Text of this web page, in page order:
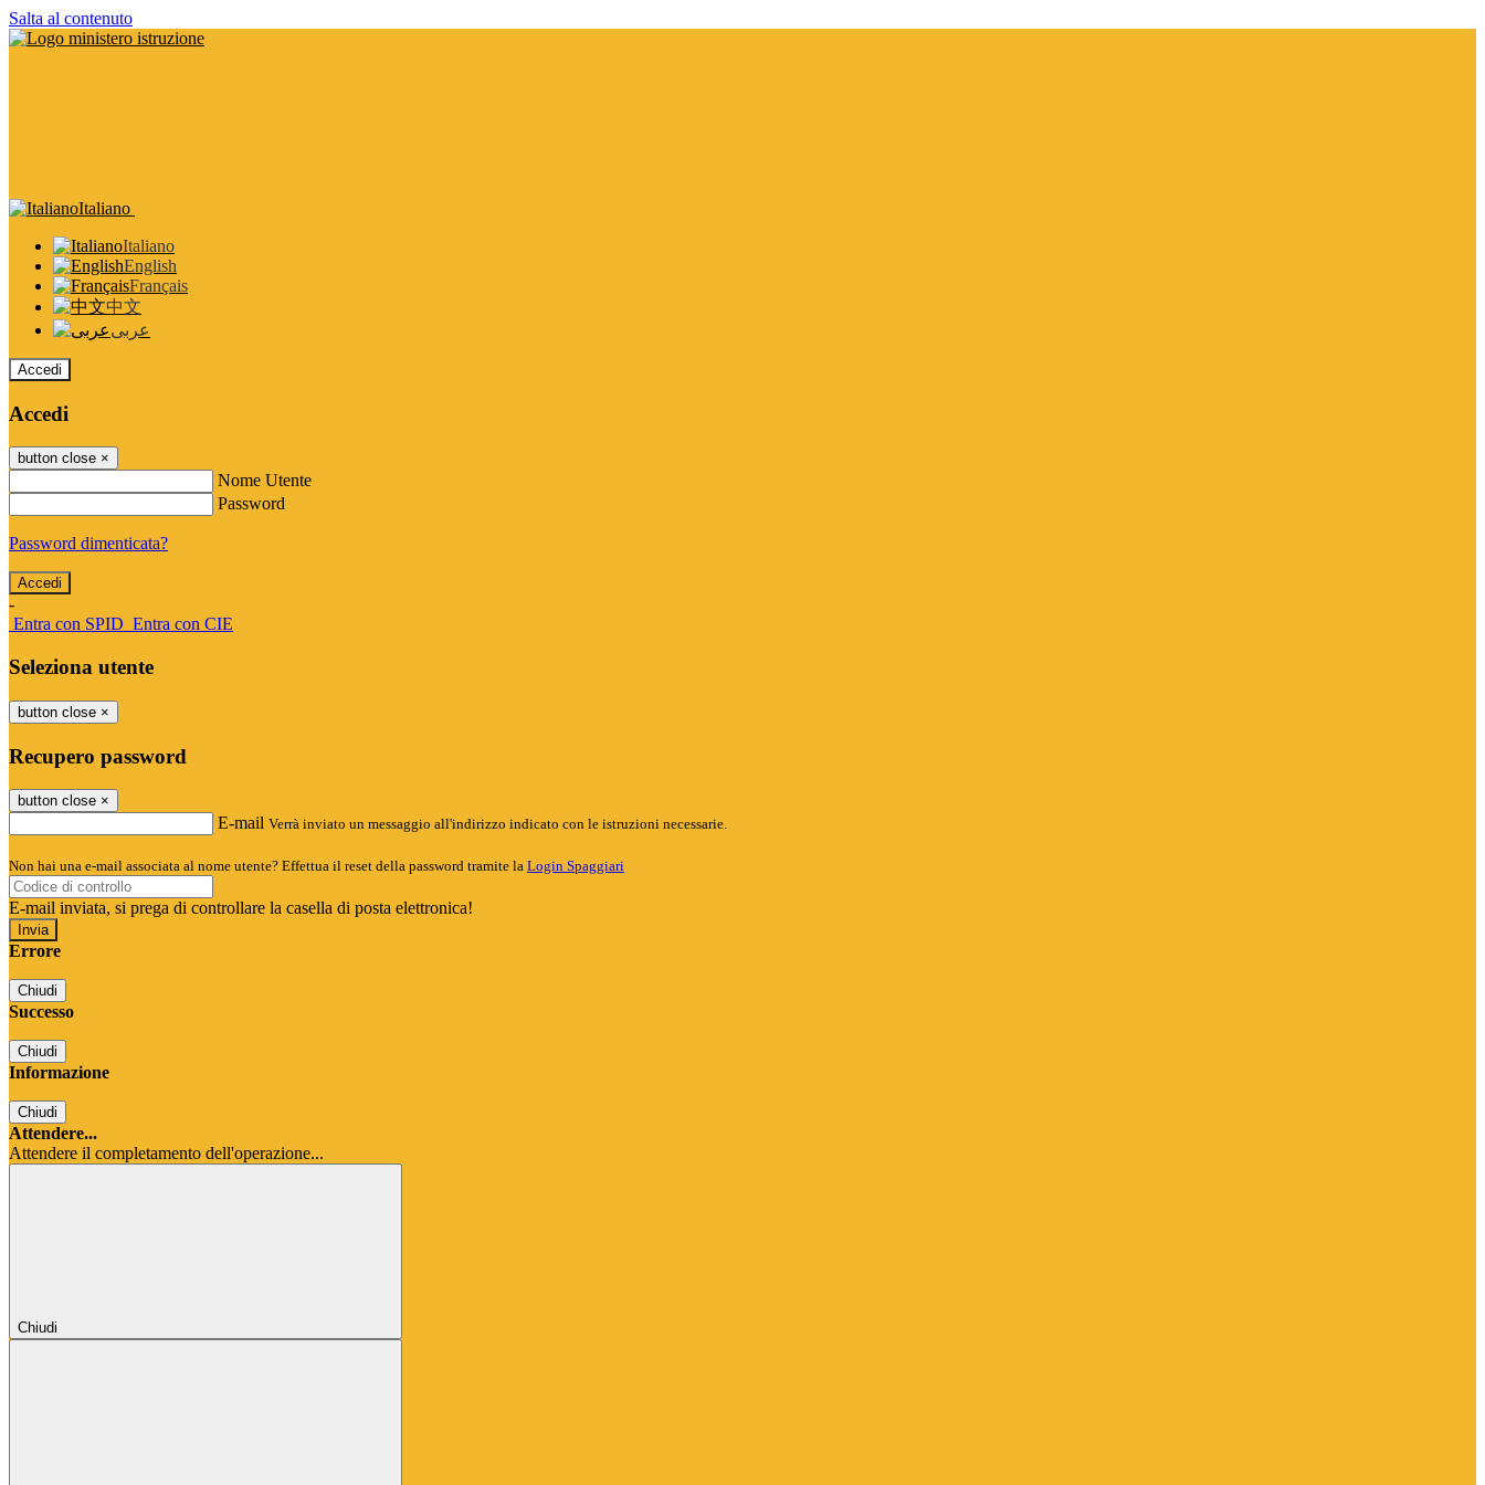
Salta al contenuto
Italiano
Italiano
English
Français
中文
عربى
Accedi
Accedi
button close ×
Nome Utente
Password
Password dimenticata?
-
Entra con SPID Entra con CIE
Seleziona utente
button close ×
Recupero password
button close ×
E-mail Verrà inviato un messaggio all'indirizzo indicato con le istruzioni necessarie.
Non hai una e-mail associata al nome utente? Effettua il reset della password tramite la Login Spaggiari
E-mail inviata, si prega di controllare la casella di posta elettronica!
Errore
Chiudi
Successo
Chiudi
Informazione
Chiudi
Attendere...
Attendere il completamento dell'operazione...
Chiudi